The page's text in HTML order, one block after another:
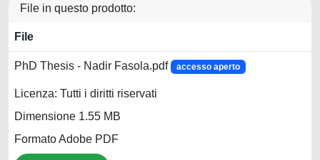
File in questo prodotto:
File
PhD Thesis - Nadir Fasola.pdf accesso aperto
Licenza: Tutti i diritti riservati
Dimensione 1.55 MB
Formato Adobe PDF